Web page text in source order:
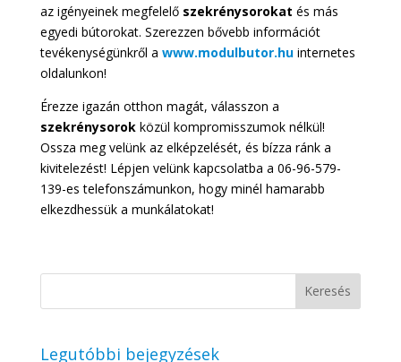
az igényeinek megfelelő szekrénysorokat és más
egyedi bútorokat. Szerezzen bővebb információt
tevékenységünkről a www.modulbutor.huinternetes
oldalunkon!
Érezze igazán otthon magát, válasszon a
szekrénysorokközül kompromisszumok nélkül!
Ossza meg velünk az elképzelését, és bízza ránk a
kivitelezést! Lépjen velünk kapcsolatba a 06-96-579-
139-es telefonszámunkon, hogy minél hamarabb
elkezdhessük a munkálatokat!
Legutóbbi bejegyzések